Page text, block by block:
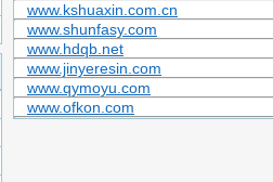
www.kshuaxin.com.cn
www.shunfasy.com
www.hdqb.net
www.jinyeresin.com
www.qymoyu.com
www.ofkon.com